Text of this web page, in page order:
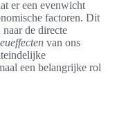
er een evenwicht
factoren. Dit
de directe
van ons
een belangrijke rol